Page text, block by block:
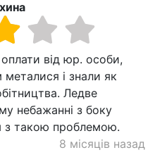
від юр. особи,
металися і знали як
Ледве
небажанні з боку
з такою проблемою.
8 місяців назад